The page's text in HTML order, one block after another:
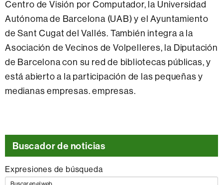
Centro de Visión por Computador, la Universidad
Autónoma de Barcelona (UAB) y el Ayuntamiento
de Sant Cugat del Vallés. También integra a la
Asociación de Vecinos de Volpelleres, la Diputación
de Barcelona con su red de bibliotecas públicas, y
está abierto a la participación de las pequeñas y
medianas empresas. empresas.
Buscador de noticias
Expresiones de búsqueda